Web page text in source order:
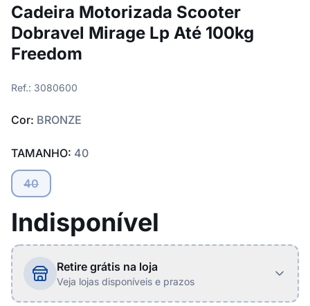
Cadeira Motorizada Scooter
Dobravel Mirage Lp Até 100kg
Freedom
Ref.: 3080600
Cor: BRONZE
TAMANHO: 40
40
Indisponível
Retire grátis na loja
Veja lojas disponíveis e prazos